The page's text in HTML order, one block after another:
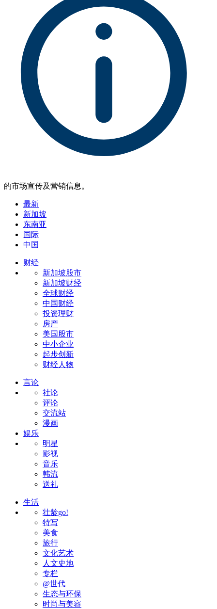
的市场宣传及营销信息。
最新
新加坡
东南亚
国际
中国
财经
新加坡股市
新加坡财经
全球财经
中国财经
投资理财
房产
美国股市
中小企业
起步创新
财经人物
言论
社论
评论
交流站
漫画
娱乐
明星
影视
音乐
韩流
送礼
生活
壮龄go!
特写
美食
旅行
文化艺术
人文史地
专栏
@世代
生态与环保
时尚与美容